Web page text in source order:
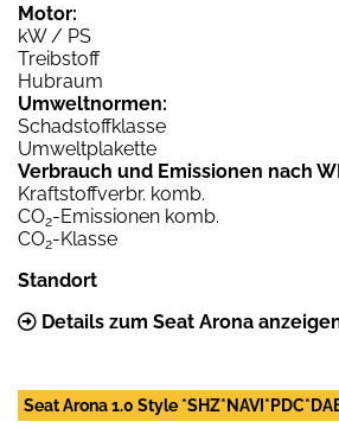
Motor:
kW / PS
Treibstoff
Hubraum
Umweltnormen:
Schadstoffklasse
Umweltplakette
Verbrauch und Emissionen nach
Kraftstoffverbr. komb.
CO2-Emissionen komb.
CO2-Klasse
Standort
Details zum Seat Arona
Seat Arona 1.0 Style